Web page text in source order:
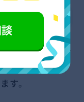
な環境が維持さ
が揃っており、
す。